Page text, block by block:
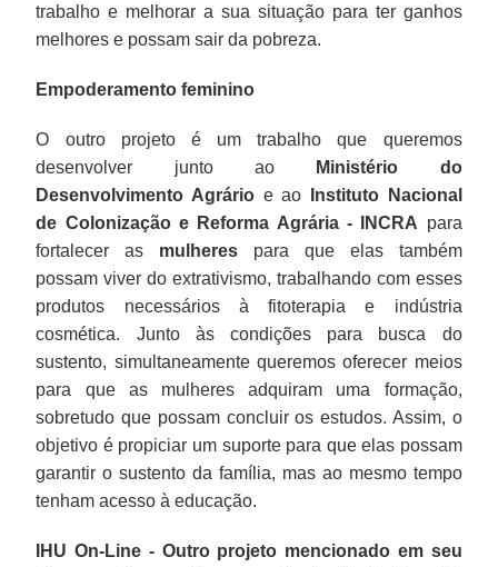
trabalho e melhorar a sua situação para ter ganhos
melhores e possam sair da pobreza.
Empoderamento feminino
O outro projeto é um trabalho que queremos
desenvolver junto ao
Ministério do
Desenvolvimento Agrário e ao Instituto Nacional
de Colonização e Reforma Agrária - INCRA para
fortalecer as mulheres para que elas também
possam viver do extrativismo, trabalhando com esses
produtos necessários à fitoterapia e indústria
cosmética. Junto às condições para busca do
sustento, simultaneamente queremos oferecer meios
para que as mulheres adquiram uma formação,
sobretudo que possam concluir os estudos. Assim, o
objetivo é propiciar um suporte para que elas possam
garantir o sustento da família, mas ao mesmo tempo
tenham acesso à educação.
IHU On-Line - Outro projeto mencionado em seu